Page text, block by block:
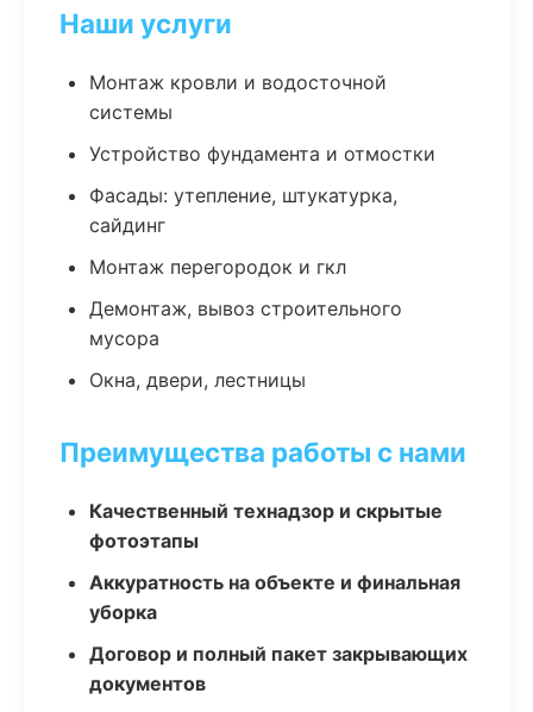
Наши услуги
Монтаж кровли и водосточной
системы
Устройство фундамента и отмостки
Фасады: утепление, штукатурка,
сайдинг
Монтаж перегородок и гкл
Демонтаж, вывоз строительного
мусора
Окна, двери, лестницы
Преимущества работы с нами
Качественный технадзор и скрытые
фотоэтапы
Аккуратность на объекте и финальная
уборка
Договор и полный пакет закрывающих
документов